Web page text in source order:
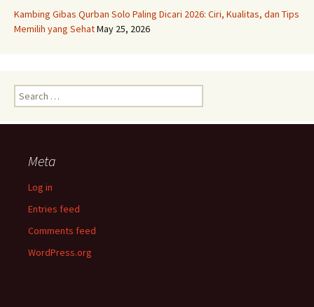
Kambing Gibas Qurban Solo Paling Dicari 2026: Ciri, Kualitas, dan Tips
Memilih yang SehatMay 25, 2026
Search
for:
Meta
Log in
Entries feed
Comments feed
WordPress.org